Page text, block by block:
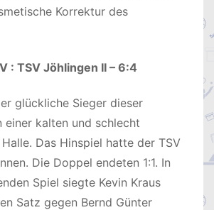
Korrektur des
: TSV Jöhlingen II – 6:4
glückliche Sieger dieser
einer kalten und schlecht
Das Hinspiel hatte der TSV
Die Doppel endeten 1:1. In
Spiel siegte Kevin Kraus
Satz gegen Bernd Günter